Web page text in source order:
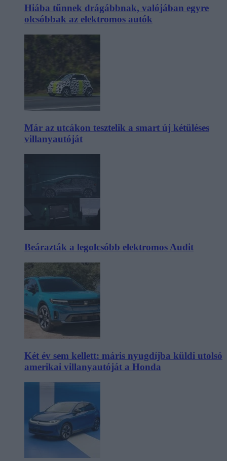
Hiába tűnnek drágábbnak, valójában egyre
olcsóbbak az elektromos autók
Már az utcákon tesztelik a smart új kétüléses
villanyautóját
Beárazták a legolcsóbb elektromos Audit
Két év sem kellett: máris nyugdíjba küldi utolsó
amerikai villanyautóját a Honda